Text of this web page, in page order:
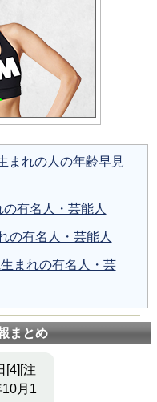
まれの人の年齢早見
有名人・芸能人
の有名人・芸能人
まれの有名人・芸
まとめ
[4][注
月1